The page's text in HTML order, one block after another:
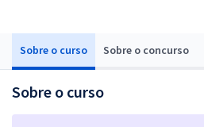
Sobre o curso Sobre o concurso
Sobre o curso